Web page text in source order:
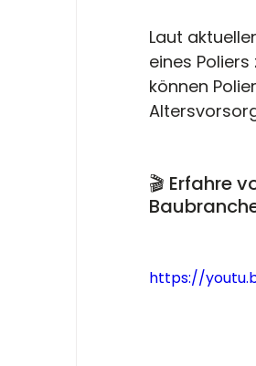
Laut
eines
können
🎬 Erfahre
https://